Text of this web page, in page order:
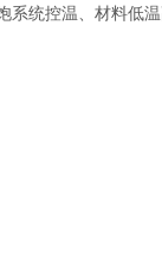
系统控温、材料低